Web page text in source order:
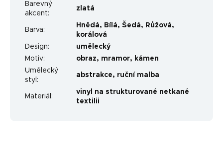
Barevný
akcent:
zlatá
Barva:
Hnědá, Bílá, Šedá, Růžová,
korálová
Design:
umělecký
Motiv: obraz, mramor, kámen
Umělecký
styl :
abstrakce, ruční malba
Materiál :
vinyl na strukturované netkané
textilii